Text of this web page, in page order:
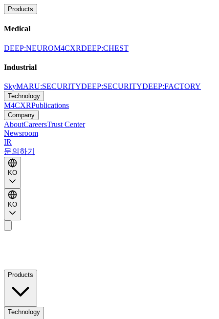
Products
Medical
DEEP:NEUROM4CXRDEEP:CHEST
Industrial
SkyMARU:SECURITYDEEP:SECURITYDEEP:FACTORY
Technology
M4CXRPublications
Company
AboutCareersTrust Center
Newsroom
IR
문의하기
KO
KO
Products
Technology